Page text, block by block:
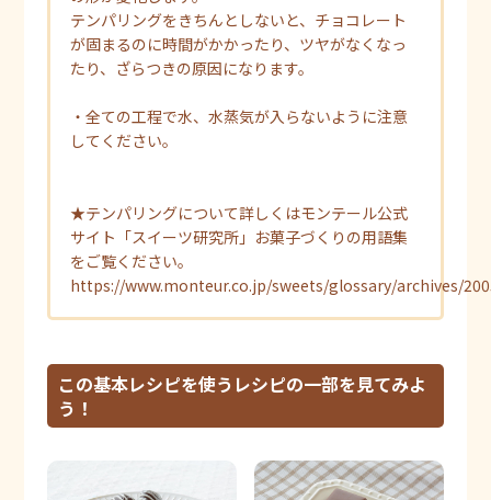
テンパリングをきちんとしないと、チョコレート
が固まるのに時間がかかったり、ツヤがなくなっ
たり、ざらつきの原因になります。
・全ての工程で水、水蒸気が入らないように注意
してください。
★テンパリングについて詳しくはモンテール公式
サイト「スイーツ研究所」お菓子づくりの用語集
をご覧ください。
https://www.monteur.co.jp/sweets/glossary/archives/
この基本レシピを使うレシピの一部を見てみよ
う！